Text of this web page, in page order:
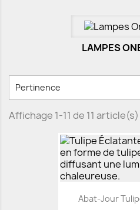
LAMPES
Pertinence
Affichage 1-11 de 11 article(s)
Abat-Jour